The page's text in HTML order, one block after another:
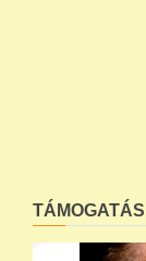
TÁMOGATÁS